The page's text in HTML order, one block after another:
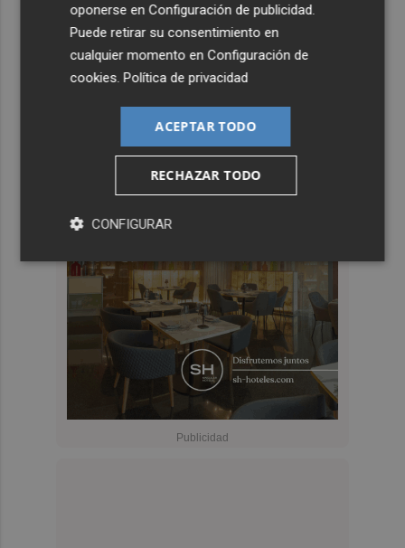
oponerse enConfiguración de publicidad
Puede retirar su consentimiento en
cualquier momento enConfiguración de
cookies .Política de privacidad
ACEPTAR TODO
RECHAZAR TODO
CONFIGURAR